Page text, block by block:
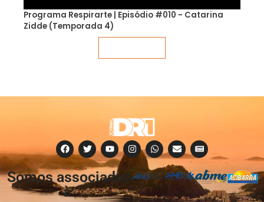
Programa Respirarte | Episódio #010 - Catarina
Zidde (Temporada 4)
Somos associados
à: